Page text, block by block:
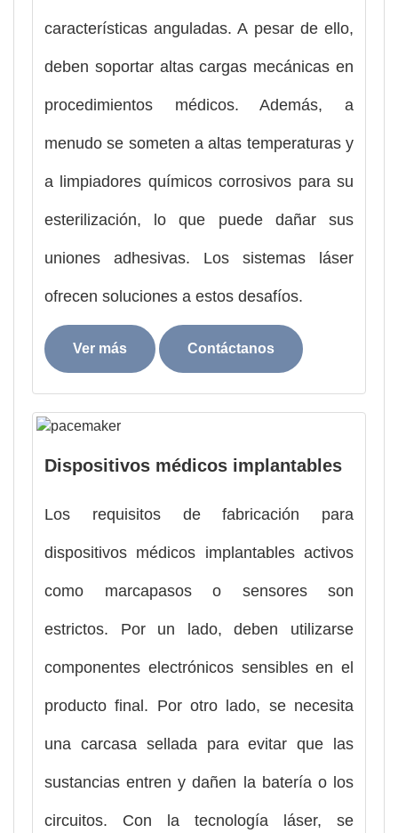
características anguladas. A pesar de ello,
deben soportar altas cargas mecánicas en
procedimientos médicos. Además, a
menudo se someten a altas temperaturas y
a limpiadores químicos corrosivos para su
esterilización, lo que puede dañar sus
uniones adhesivas. Los sistemas láser
ofrecen soluciones a estos desafíos.
Ver más Contáctanos
Dispositivos médicos implantables
Los requisitos de fabricación para
dispositivos médicos implantables activos
como marcapasos o sensores son
estrictos. Por un lado, deben utilizarse
componentes electrónicos sensibles en el
producto final. Por otro lado, se necesita
una carcasa sellada para evitar que las
sustancias entren y dañen la batería o los
circuitos. Con la tecnología láser, se